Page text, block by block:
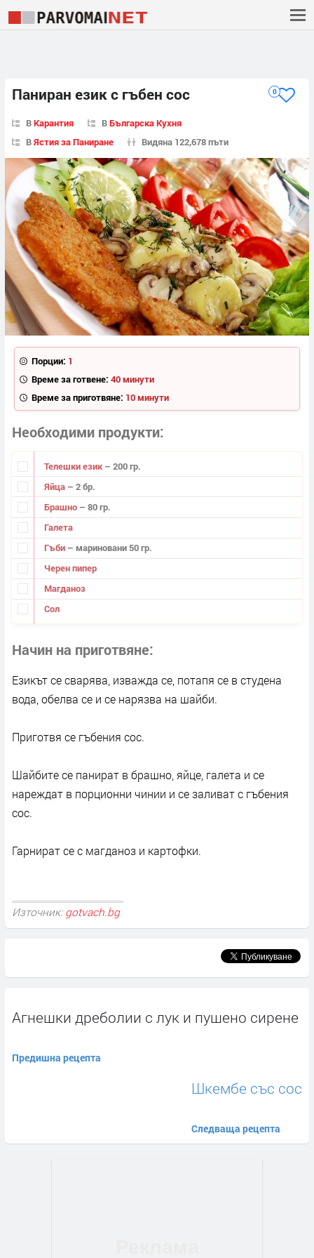
Паниран език с гъбен сос 0
ВКарантия ВБългарска Кухня
ВЯстия за Паниране Видяна 122,678 пъти
Порции: 1
Време за готвене: 40 минути
Време за приготвяне: 10 минути
Необходими продукти
Телешки език – 200 гр.
Яйца – 2 бр.
Брашно – 80 гр.
Галета
Гъби – мариновани 50 гр.
Черен пипер
Магданоз
Сол
Начин на приготвяне
Езикът се сварява, изважда се, потапя се в студена
вода, обелва се и се нарязва на шайби.
Приготвя се гъбения сос.
Шайбите се панират в брашно, яйце, галета и се
нареждат в порционни чинии и се заливат с гъбения
сос.
Гарнират се с магданоз и картофки.
Източник: gotvach.bg
Aгнешки дреболии с лук и пушено сирене
Предишна рецепта
Шкембе със сос
Следваща рецепта